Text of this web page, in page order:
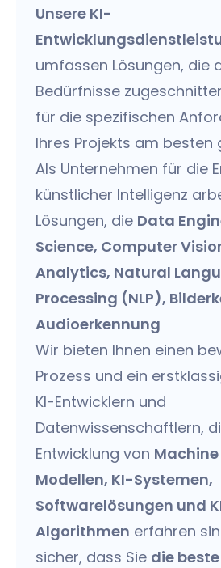
Unsere KI-
umfassen Lösungen, die
Bedürfnisse
für die spezifischen
Ihres Projekts am besten
Als Unternehmen für die
künstlicher Intelligenz
Lösungen, die Data
Science, Computer
Analytics, Natural
Processing (NLP),
Audioerkennung
Wir bieten Ihnen einen
Prozess und ein
KI-Entwicklern und
Datenwissenschaftlern,
Entwicklung von
Modellen, KI-Systemen,
Softwarelösungen und
Algorithmen erfahren
sicher, dass Sie die